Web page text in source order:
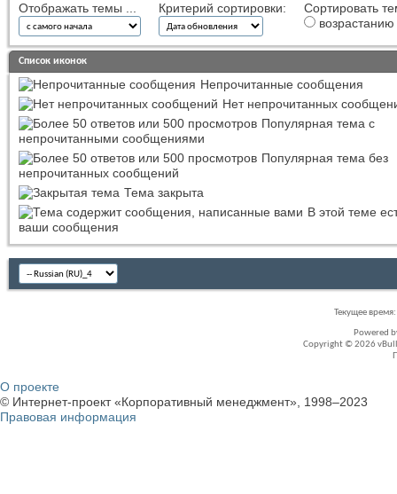
Отображать темы ... Критерий сортировки:
Сортировать
возрастанию
Список иконок
Непрочитанные сообщения
Нет непрочитанных
Популярная тема с
непрочитанными сообщениями
Популярная тема без
непрочитанных сообщений
Тема закрыта
В этой теме
ваши сообщения
Текущее время:
Powered
Copyright © 2026
О проекте
© Интернет-проект «Корпоративный менеджмент», 1998–2023
Правовая информация